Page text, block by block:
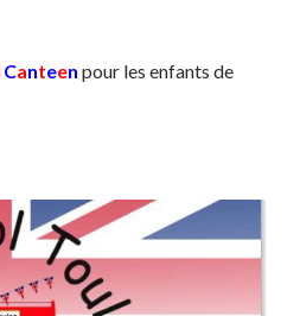
Canteen pour les enfants de